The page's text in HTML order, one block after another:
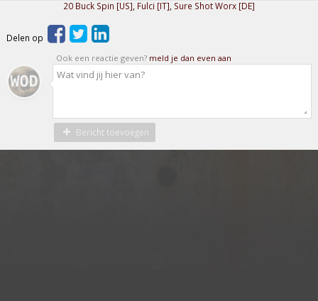
20 Buck Spin [US] Fulci [IT] Sure Shot Worx [DE]
Delen op
Ook een reactie geven? meld je dan even aan
Bericht toevoegen